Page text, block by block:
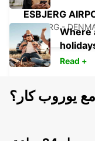
ESBJERG
ESBJERG -
AARHUS-VIBY
Where
Read +
مع يوروب كار؟